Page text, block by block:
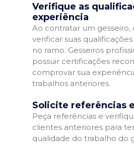
Verifique as
experiência
Ao contratar um gesseiro,
verificar suas
no ramo. Gesseiros
possuir certificações
comprovar sua
trabalhos anteriores.
Solicite referências
Peça referências e
clientes anteriores para
qualidade do trabalho do